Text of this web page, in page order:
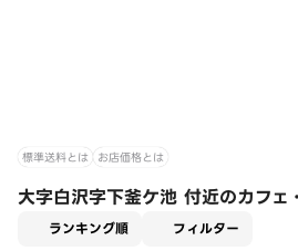
標準送料とは お店価格とは
大字白沢字下釜ケ池 付近のカフェ
ランキング順 フィルター